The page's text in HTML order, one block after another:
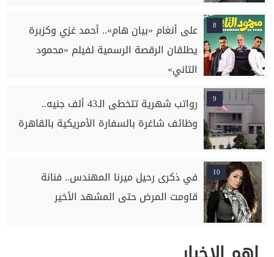
8
على أنغام «بيان هام».. أحمد غزي وكزبرة
يطلقان الرقصة الرسمية لفيلم «محمود
التاني»
9
رواتب شهرية تتخطى الـ43 ألف جنيه..
وظائف شاغرة بالسفارة الأمريكية بالقاهرة
10
في ذكرى رحيل ميرنا المهندس.. فنانة
قاومت المرض حتى المشهد الأخير